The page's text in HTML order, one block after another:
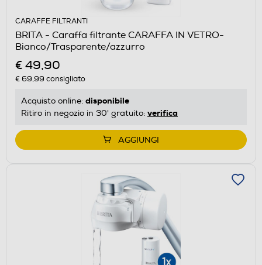
CARAFFE FILTRANTI
BRITA - Caraffa filtrante CARAFFA IN VETRO-
Bianco/Trasparente/azzurro
€ 49,90
€ 69,99 consigliato
Acquisto online: disponibile
Ritiro in negozio in 30' gratuito: verifica
AGGIUNGI